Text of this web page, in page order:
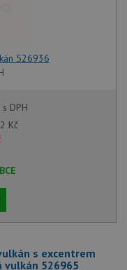
526936
s DPH
Kč
s excentrem
vulkán 526965